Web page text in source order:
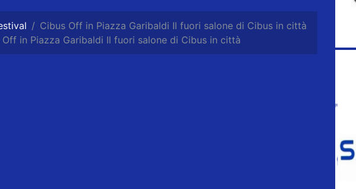
Cibus Off in Piazza Garibaldi Il fuori salone di Cibus in città
Off in Piazza Garibaldi Il fuori salone di Cibus in città